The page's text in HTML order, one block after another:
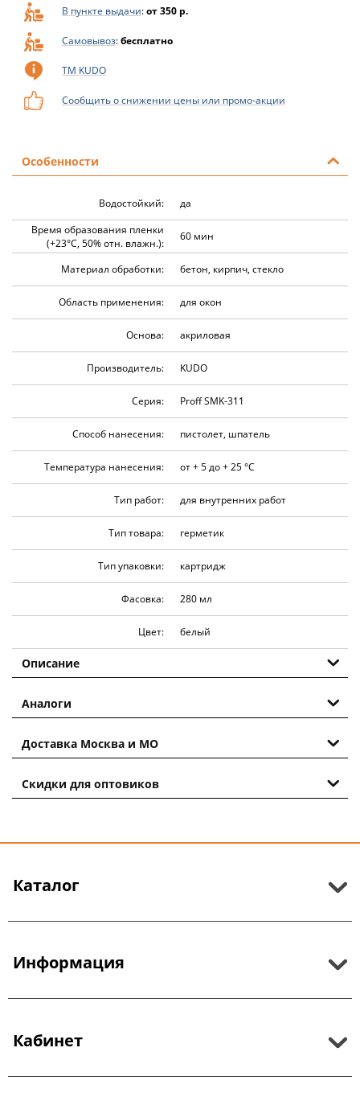
В пункте выдачи:от 350 р.
Самовывоз:бесплатно
ТМ KUDO
Сообщить о снижении цены или промо-акции
Особенности
Водостойкий:
да
Время образования пленки
(+23°C, 50% отн. влажн.):
60 мин
Материал обработки: бетон, кирпич, стекло
Область применения: для окон
Основа: акриловая
Производитель: KUDO
Серия: Proff SMK-311
Способ нанесения: пистолет, шпатель
Температура нанесения: от + 5 до + 25 °C
Тип работ: для внутренних работ
Тип товара: герметик
Тип упаковки: картридж
Фасовка: 280 мл
Цвет: белый
Описание
Аналоги
Доставка Москва и МО
Скидки для оптовиков
Каталог
Информация
Кабинет